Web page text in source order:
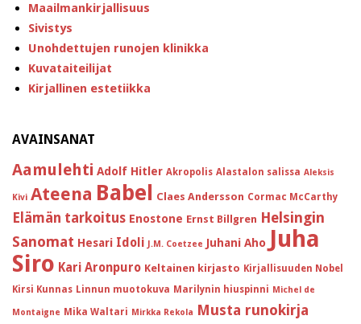
Maailmankirjallisuus
Sivistys
Unohdettujen runojen klinikka
Kuvataiteilijat
Kirjallinen estetiikka
AVAINSANAT
Aamulehti Adolf Hitler Akropolis Alastalon salissa Aleksis
Kivi Ateena Babel Claes Andersson Cormac McCarthy
Elämän tarkoitus Enostone Ernst Billgren Helsingin
Sanomat Hesari Idoli J.M. Coetzee Juhani Aho Juha
Siro Kari Aronpuro Keltainen kirjasto Kirjallisuuden Nobel
Kirsi Kunnas Linnun muotokuva Marilynin hiuspinni Michel de
Montaigne Mika Waltari Mirkka Rekola Musta runokirja